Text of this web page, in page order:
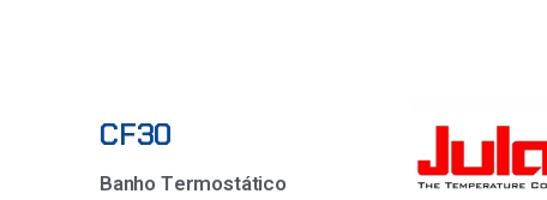
CF30
Banho Termostático